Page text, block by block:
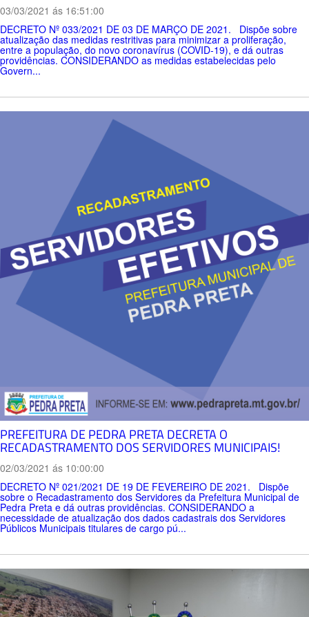
03/03/2021 ás 16:51:00
DECRETO Nº 033/2021 DE 03 DE MARÇO DE 2021. Dispõe sobre
atualização das medidas restritivas para minimizar a proliferação,
entre a população, do novo coronavírus (COVID-19), e dá outras
providências. CONSIDERANDO as medidas estabelecidas pelo
Govern...
PREFEITURA DE PEDRA PRETA DECRETA O
RECADASTRAMENTO DOS SERVIDORES MUNICIPAIS!
02/03/2021 ás 10:00:00
DECRETO Nº 021/2021 DE 19 DE FEVEREIRO DE 2021. Dispõe
sobre o Recadastramento dos Servidores da Prefeitura Municipal de
Pedra Preta e dá outras providências. CONSIDERANDO a
necessidade de atualização dos dados cadastrais dos Servidores
Públicos Municipais titulares de cargo pú...